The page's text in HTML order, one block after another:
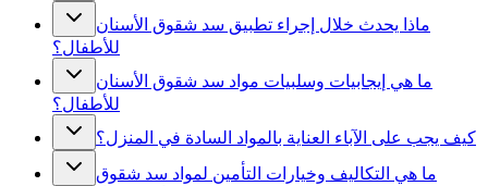
ماذا يحدث خلال إجراء تطبيق سد شقوق الأسنان
للأطفال؟
ما هي إيجابيات وسلبيات مواد سد شقوق الأسنان
للأطفال؟
كيف يجب على الآباء العناية بالمواد السادة في المنزل؟
ما هي التكاليف وخيارات التأمين لمواد سد شقوق